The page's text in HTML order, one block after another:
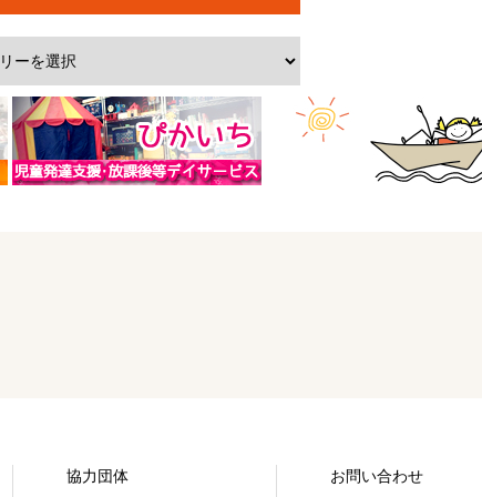
協力団体 お問い合わせ